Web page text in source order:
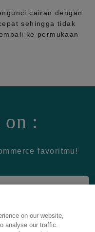
cairan dengan
sehingga tidak
ke permukaan
:
favoritmu!
on our website,
analyse our traffic.